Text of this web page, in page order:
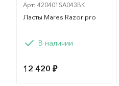
Арт: 420401SA043BK
Ласты Mares Razor pro
ВариантВ наличии
12 420 ₽